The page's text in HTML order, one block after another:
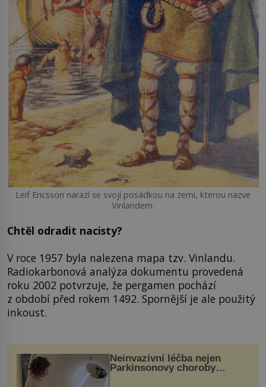
Leif Ericsson narazí se svojí posádkou na zemi, kterou nazve
Vinlandem.
Chtěl odradit nacisty?
V roce 1957 byla nalezena mapa tzv. Vinlandu.
Radiokarbonová analýza dokumentu provedená
roku 2002 potvrzuje, že pergamen pochází
z období před rokem 1492. Spornější je ale použitý
inkoust.
Neinvazivní léčba nejen
Parkinsonovy choroby